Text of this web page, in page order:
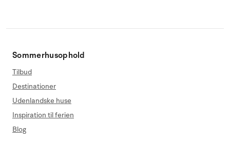
Sommerhusophold
Tilbud
Destinationer
Udenlandske huse
Inspiration til ferien
Blog